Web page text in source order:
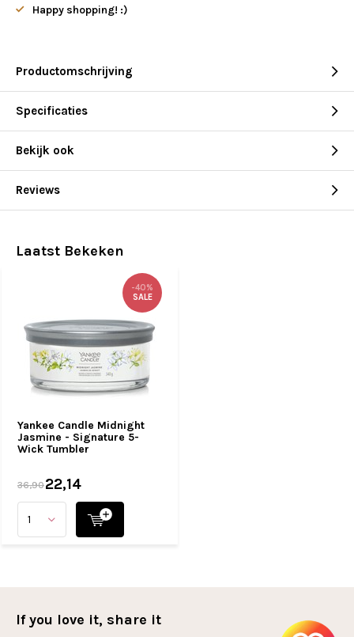
Happy shopping! :)
Productomschrijving
Specificaties
Bekijk ook
Reviews
Laatst Bekeken
Yankee Candle Midnight
Jasmine - Signature 5-
Wick Tumbler
-40%
SALE
36,9022,14
If you love it, share it